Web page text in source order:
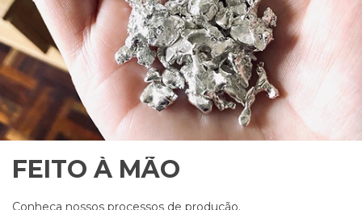
FEITO À MÃO
Conheça nossos processos de produção.